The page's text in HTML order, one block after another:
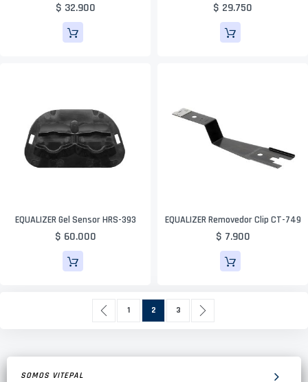
$ 32.900 $ 29.750
EQUALIZER Gel Sensor HRS-393
$ 60.000
EQUALIZER Removedor Clip CT-749
$ 7.900
Página
Página
Anterior
Página
1 Actualmente estás leyendo página
2 Página
3
SOMOS VITEPAL